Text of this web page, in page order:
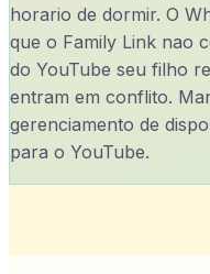
horario de dormir. O
que o Family Link nao
do YouTube seu filho
entram em conflito.
gerenciamento de
para o YouTube.